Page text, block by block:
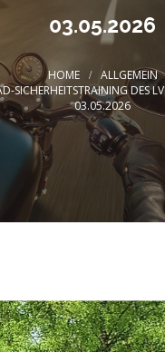
03.05.2026
ALLGEMEIN
SICHERHEITSTRAINING DES
03.05.2026